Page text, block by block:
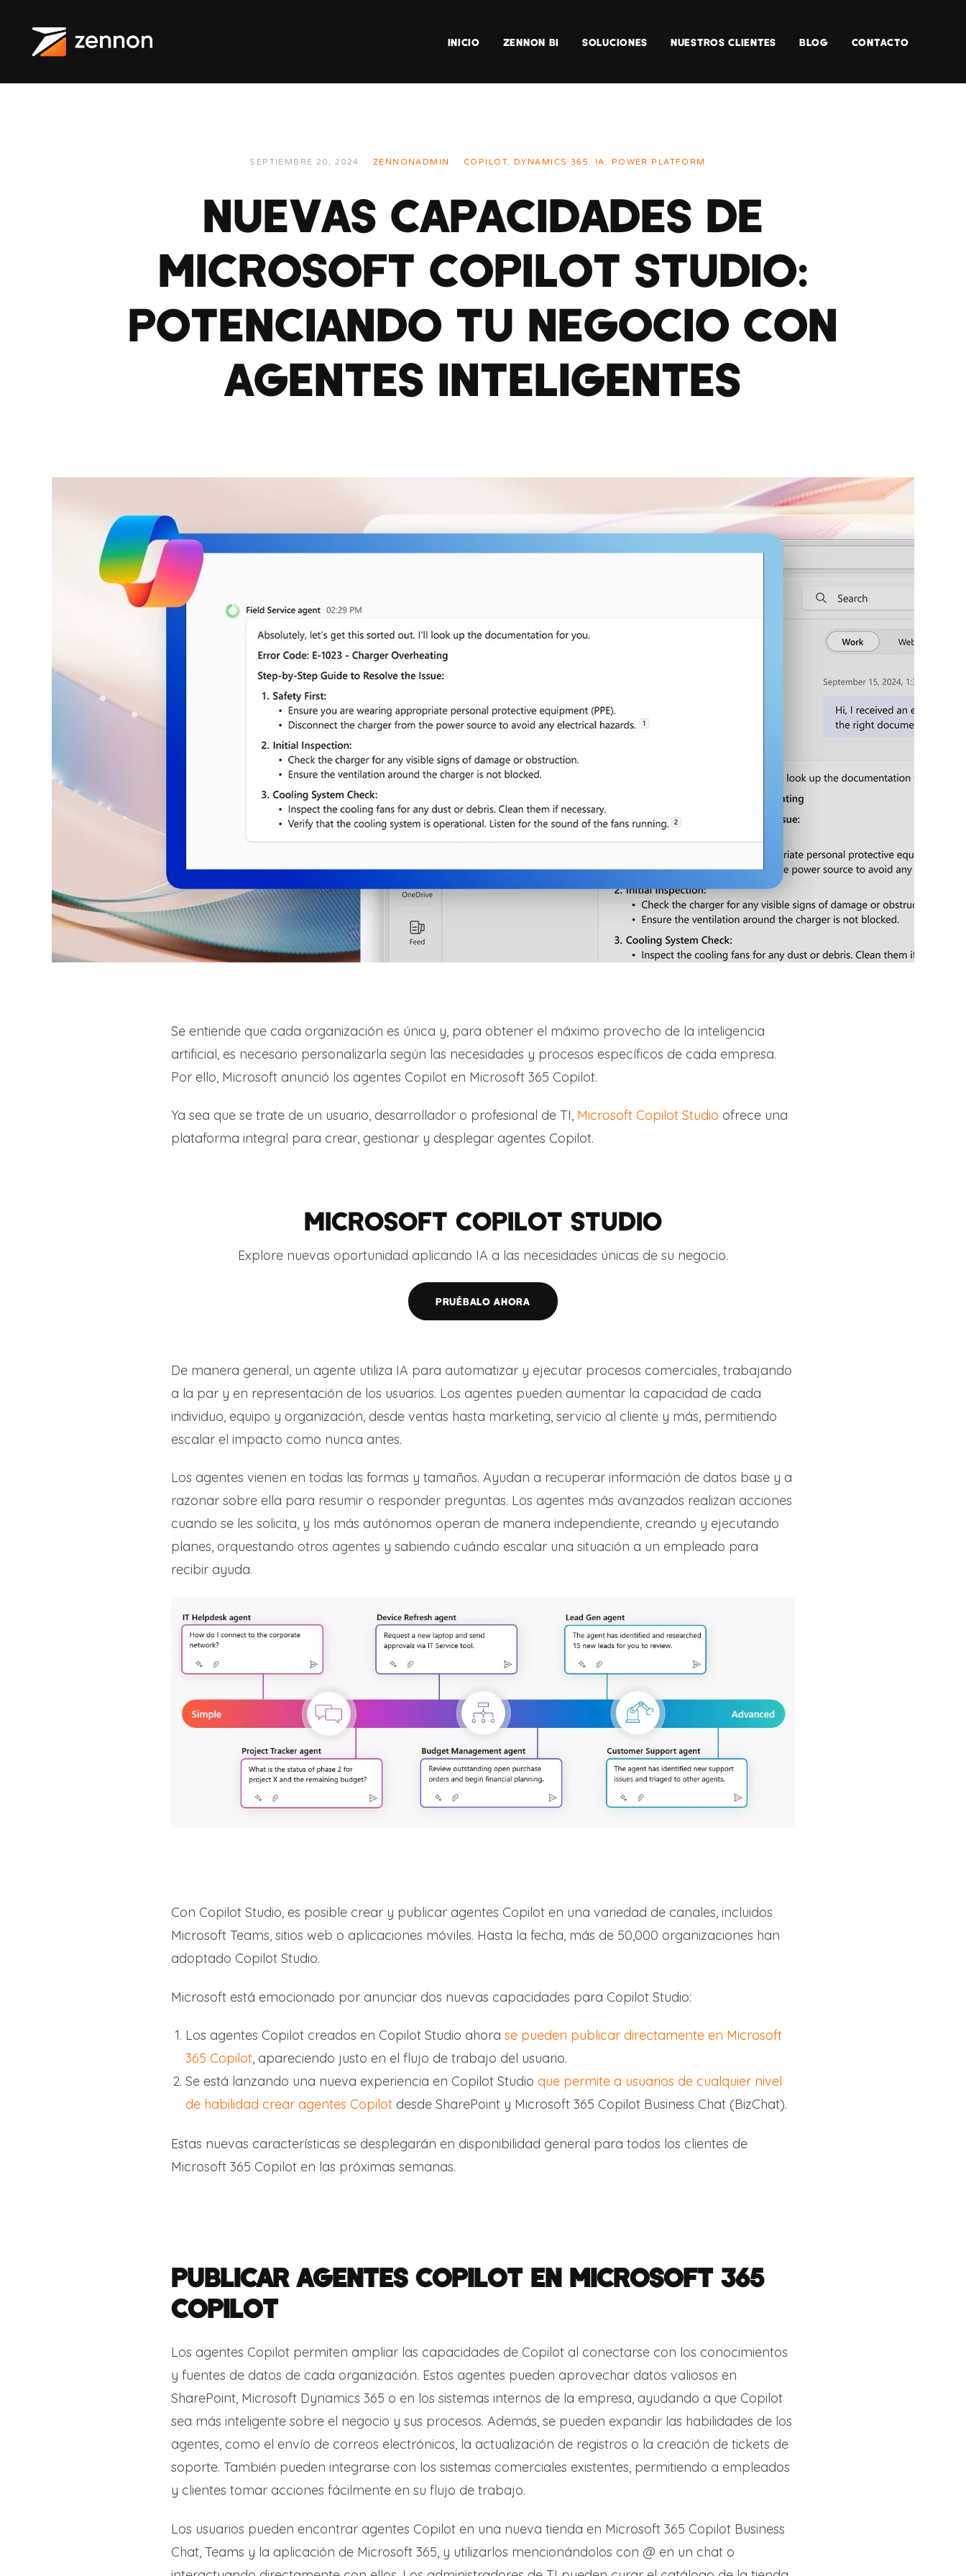
INICIO ZENNON BI SOLUCIONES NUESTROS CLIENTES BLOG CONTACTO
SEPTIEMBRE 20, 2024 ZENNONADMIN COPILOT, DYNAMICS 365 , IA , POWER PLATFORM
NUEVAS CAPACIDADES DE
MICROSOFT COPILOT STUDIO:
POTENCIANDO TU NEGOCIO CON
AGENTES INTELIGENTES
Se entiende que cada organización es única y, para obtener el máximo provecho de la inteligencia
artificial, es necesario personalizarla según las necesidades y procesos específicos de cada empresa.
Por ello, Microsoft anunció los agentes Copilot en Microsoft 365 Copilot.
Ya sea que se trate de un usuario, desarrollador o profesional de TI, Microsoft Copilot Studio ofrece una
plataforma integral para crear, gestionar y desplegar agentes Copilot.
MICROSOFT COPILOT STUDIO
Explore nuevas oportunidad aplicando IA a las necesidades únicas de su negocio.
PRUÉBALO AHORA
De manera general, un agente utiliza IA para automatizar y ejecutar procesos comerciales, trabajando
a la par y en representación de los usuarios. Los agentes pueden aumentar la capacidad de cada
individuo, equipo y organización, desde ventas hasta marketing, servicio al cliente y más, permitiendo
escalar el impacto como nunca antes.
Los agentes vienen en todas las formas y tamaños. Ayudan a recuperar información de datos base y a
razonar sobre ella para resumir o responder preguntas. Los agentes más avanzados realizan acciones
cuando se les solicita, y los más autónomos operan de manera independiente, creando y ejecutando
planes, orquestando otros agentes y sabiendo cuándo escalar una situación a un empleado para
recibir ayuda.
Con Copilot Studio, es posible crear y publicar agentes Copilot en una variedad de canales, incluidos
Microsoft Teams, sitios web o aplicaciones móviles. Hasta la fecha, más de 50,000 organizaciones han
adoptado Copilot Studio.
Microsoft está emocionado por anunciar dos nuevas capacidades para Copilot Studio:
Los agentes Copilot creados en Copilot Studio ahora se pueden publicar directamente en Microsoft
365 Copilot, apareciendo justo en el flujo de trabajo del usuario.
Se está lanzando una nueva experiencia en Copilot Studio que permite a usuarios de cualquier nivel
de habilidad crear agentes Copilotdesde SharePoint y Microsoft 365 Copilot Business Chat (BizChat).
Estas nuevas características se desplegarán en disponibilidad general para todos los clientes de
Microsoft 365 Copilot en las próximas semanas.
PUBLICAR AGENTES COPILOT EN MICROSOFT 365
COPILOT
Los agentes Copilot permiten ampliar las capacidades de Copilot al conectarse con los conocimientos
y fuentes de datos de cada organización. Estos agentes pueden aprovechar datos valiosos en
SharePoint, Microsoft Dynamics 365 o en los sistemas internos de la empresa, ayudando a que Copilot
sea más inteligente sobre el negocio y sus procesos. Además, se pueden expandir las habilidades de los
agentes, como el envío de correos electrónicos, la actualización de registros o la creación de tickets de
soporte. También pueden integrarse con los sistemas comerciales existentes, permitiendo a empleados
y clientes tomar acciones fácilmente en su flujo de trabajo.
Los usuarios pueden encontrar agentes Copilot en una nueva tienda en Microsoft 365 Copilot Business
Chat, Teams y la aplicación de Microsoft 365, y utilizarlos mencionándolos con @ en un chat o